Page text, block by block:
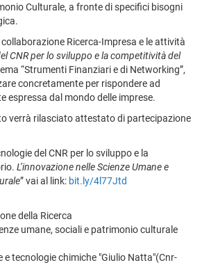
Culturale, a fronte di specifici bisogni
Ricerca-Impresa e le attività
CNR per lo sviluppo e la competitività del
“Strumenti Finanziari e di Networking”,
concretamente per rispondere ad
espressa dal mondo delle imprese.
verrà rilasciato attestato di partecipazione
del CNR per lo sviluppo e la
L’innovazione nelle Scienze Umane e
” vai al link: bit.ly/4l77Jtd
della Ricerca
umane, sociali e patrimonio culturale
e tecnologie chimiche "Giulio Natta"(Cnr-